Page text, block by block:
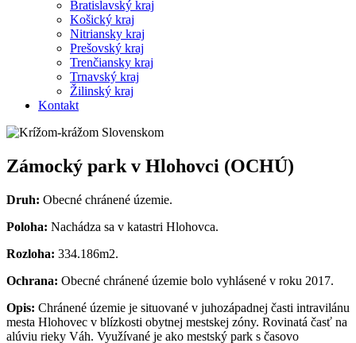
Bratislavský kraj
Košický kraj
Nitriansky kraj
Prešovský kraj
Trenčiansky kraj
Trnavský kraj
Žilinský kraj
Kontakt
Zámocký park v Hlohovci (OCHÚ)
Druh: Obecné chránené územie.
Poloha: Nachádza sa v katastri Hlohovca.
Rozloha: 334.186m2.
Ochrana: Obecné chránené územie bolo vyhlásené v roku 2017.
Opis: Chránené územie je situované v juhozápadnej časti intravilánu
mesta Hlohovec v blízkosti obytnej mestskej zóny. Rovinatá časť na
alúviu rieky Váh. Využívané je ako mestský park s časovo